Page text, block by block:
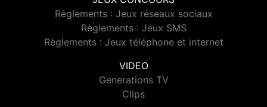
Règlements : Jeux réseaux sociaux
Règlements : Jeux SMS
Règlements : Jeux téléphone et internet
VIDEO
Generations TV
Clips